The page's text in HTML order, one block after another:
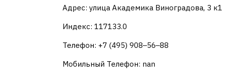
Адрес: улица Академика Виноградова, 3 к1
Индекс: 117133.0
Телефон: +7 (495) 908‒56‒88
Мобильный Телефон: nan